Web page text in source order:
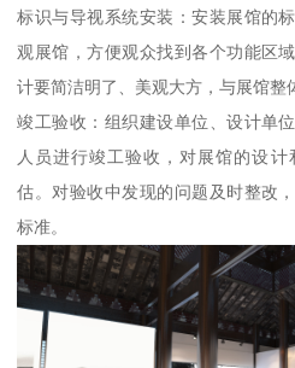
标识与导视系统安装：安装展馆的
观展馆，方便观众找到各个功能区
计要简洁明了、美观大方，与展馆整
竣工验收：组织建设单位、设计单
人员进行竣工验收，对展馆的设
估。对验收中发现的问题及时整改
标准。